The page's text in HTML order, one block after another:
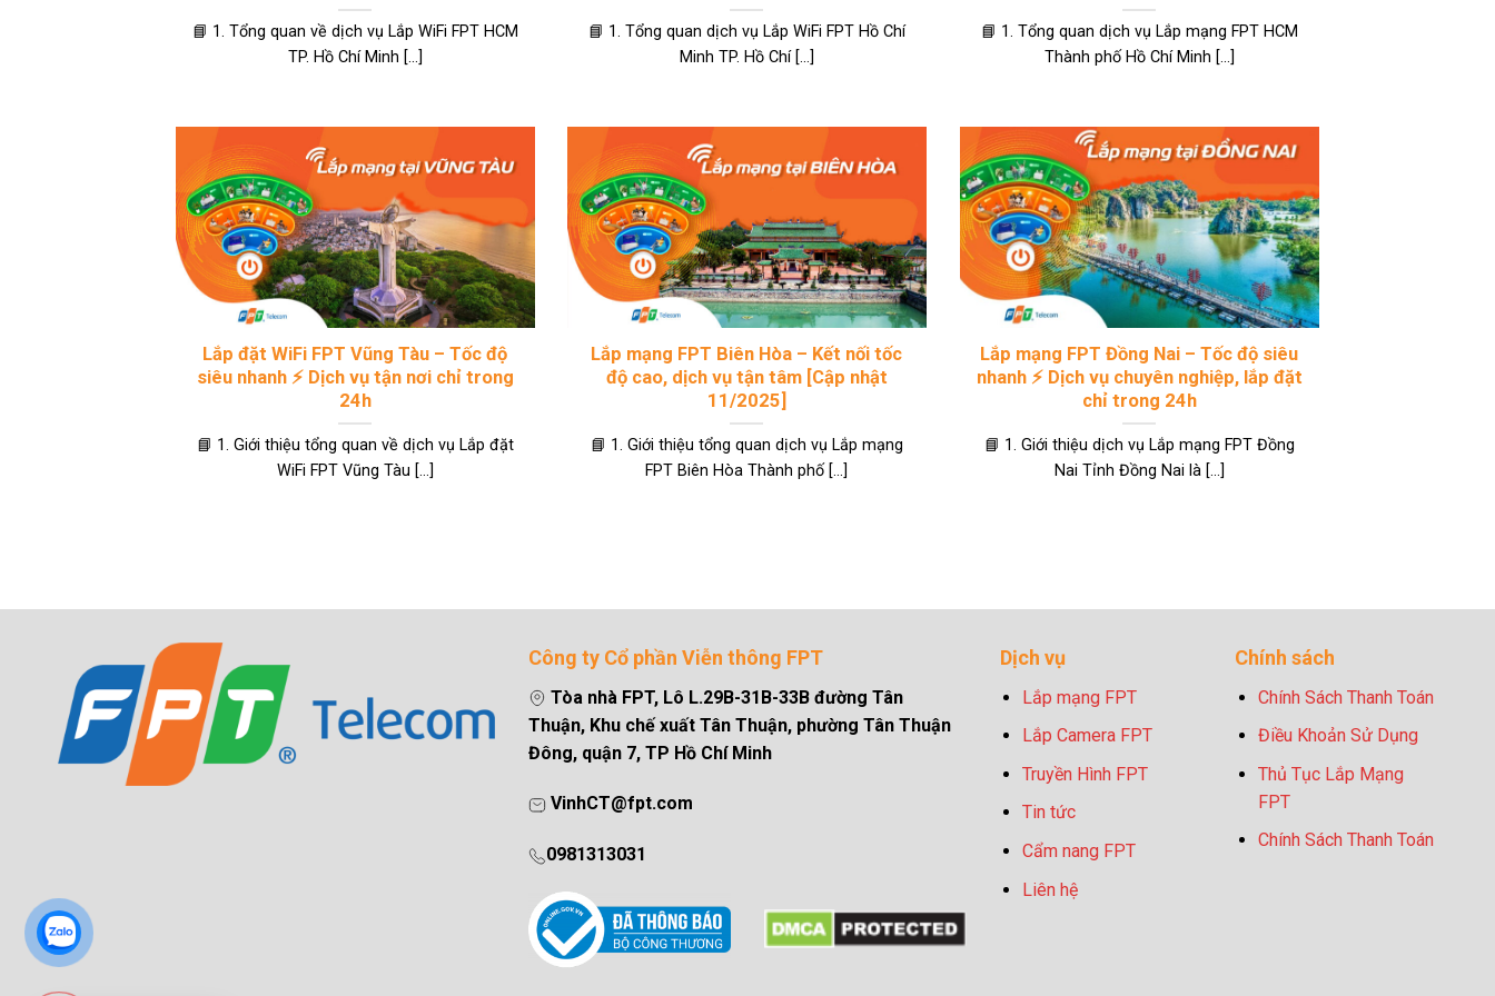
📘 1. Tổng quan về dịch vụ Lắp WiFi FPT HCM
TP. Hồ Chí Minh [...]
📘 1. Tổng quan dịch vụ Lắp WiFi FPT Hồ Chí
Minh TP. Hồ Chí [...]
📘 1. Tổng quan dịch vụ Lắp mạng FPT HCM
Thành phố Hồ Chí Minh [...]
Lắp đặt WiFi FPT Vũng Tàu – Tốc độ
siêu nhanh ⚡ Dịch vụ tận nơi chỉ trong
24h
📘 1. Giới thiệu tổng quan về dịch vụ Lắp đặt
WiFi FPT Vũng Tàu [...]
Lắp mạng FPT Biên Hòa – Kết nối tốc
độ cao, dịch vụ tận tâm [Cập nhật
11/2025]
📘 1. Giới thiệu tổng quan dịch vụ Lắp mạng
FPT Biên Hòa Thành phố [...]
Lắp mạng FPT Đồng Nai – Tốc độ siêu
nhanh ⚡ Dịch vụ chuyên nghiệp, lắp đặt
chỉ trong 24h
📘 1. Giới thiệu dịch vụ Lắp mạng FPT Đồng
Nai Tỉnh Đồng Nai là [...]
Công ty Cổ phần Viễn thông FPT
Tòa nhà FPT, Lô L.29B-31B-33B đường Tân
Thuận, Khu chế xuất Tân Thuận, phường Tân Thuận
Đông, quận 7, TP Hồ Chí Minh
VinhCT@fpt.com
0981313031
Dịch vụ
Lắp mạng FPT
Lắp Camera FPT
Truyền Hình FPT
Tin tức
Cẩm nang FPT
Liên hệ
Chính sách
Chính Sách Thanh Toán
Điều Khoản Sử Dụng
Thủ Tục Lắp Mạng
FPT
Chính Sách Thanh Toán